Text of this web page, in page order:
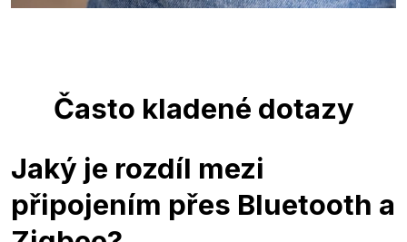
Často kladené dotazy
Jaký je rozdíl mezi
připojením přes Bluetooth a